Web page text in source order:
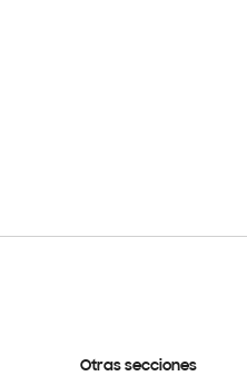
Otras secciones